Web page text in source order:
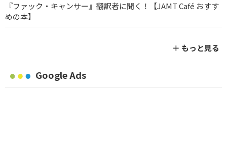
『ファック・キャンサー』翻訳者に聞く！【JAMT Café おすす
めの本】
＋ もっと見る
Google Ads